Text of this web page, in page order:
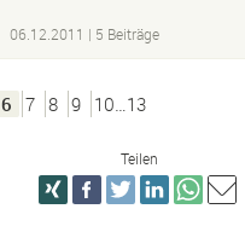
06.12.2011 | 5 Beiträge
6 7 8 9 10…13
Teilen